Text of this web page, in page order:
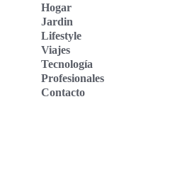
Hogar
Jardin
Lifestyle
Viajes
Tecnología
Profesionales
Contacto